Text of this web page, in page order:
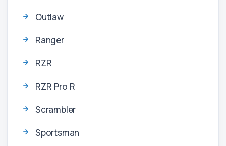
Outlaw
Ranger
RZR
RZR Pro R
Scrambler
Sportsman